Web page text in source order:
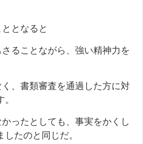
となると
ることながら、強い精神力を
、書類審査を通過した方に対
ったとしても、事実をかくし
たのと同じだ。